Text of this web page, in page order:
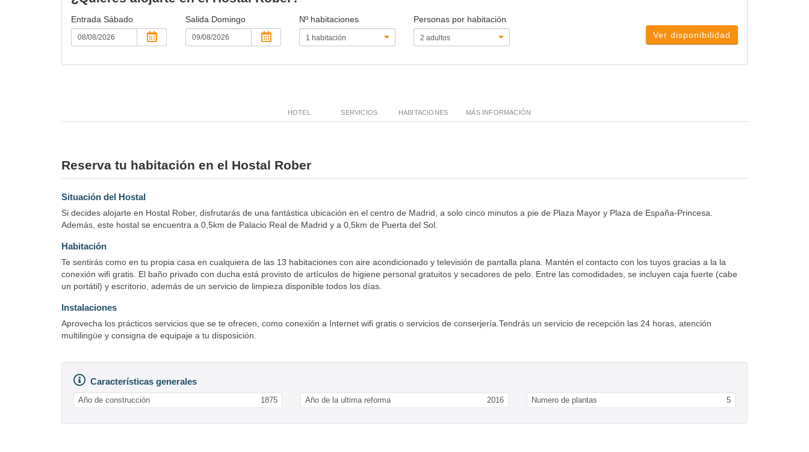
Entrada Sábado Salida Domingo Nº habitaciones
Personas por habitación
Ver disponibilidad
HOTEL SERVICIOS HABITACIONES MÁS INFORMACIÓN
Reserva tu habitación en el Hostal Rober
Situación del Hostal
Si decides alojarte en Hostal Rober, disfrutarás de una fantástica ubicación en el centro de Madrid, a solo cinco minutos a pie de Plaza Mayor y Plaza de España-Princesa.
Además, este hostal se encuentra a 0,5km de Palacio Real de Madrid y a 0,5km de Puerta del Sol.
Habitación
Te sentirás como en tu propia casa en cualquiera de las 13 habitaciones con aire acondicionado y televisión de pantalla plana. Mantén el contacto con los tuyos gracias a la la
conexión wifi gratis. El baño privado con ducha está provisto de artículos de higiene personal gratuitos y secadores de pelo. Entre las comodidades, se incluyen caja fuerte (cabe
un portátil) y escritorio, además de un servicio de limpieza disponible todos los días.
Instalaciones
Aprovecha los prácticos servicios que se te ofrecen, como conexión a Internet wifi gratis o servicios de conserjería.Tendrás un servicio de recepción las 24 horas, atención
multilingüe y consigna de equipaje a tu disposición.
Características generales
Año de construcción 1875 Año de la ultima reforma 2016 Numero de plantas 5